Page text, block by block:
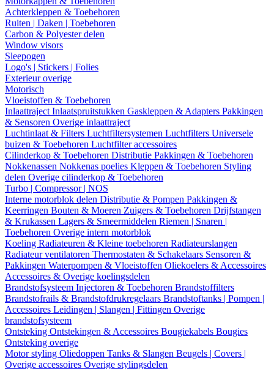
Achterkleppen & Toebehoren
Ruiten | Daken | Toebehoren
Carbon & Polyester delen
Window visors
Sleepogen
Logo's | Stickers | Folies
Exterieur overige
Motorisch
Vloeistoffen & Toebehoren
Inlaattraject Inlaatspruitstukken Gaskleppen & Adapters Pakkingen
& Sensoren Overige inlaattraject
Luchtinlaat & Filters Luchtfiltersystemen Luchtfilters Universele
buizen & Toebehoren Luchtfilter accessoires
Cilinderkop & Toebehoren Distributie Pakkingen & Toebehoren
Nokkenassen Nokkenas poelies Kleppen & Toebehoren Styling
delen Overige cilinderkop & Toebehoren
Turbo | Compressor | NOS
Interne motorblok delen Distributie & Pompen Pakkingen &
Keerringen Bouten & Moeren Zuigers & Toebehoren Drijfstangen
& Krukassen Lagers & Smeermiddelen Riemen | Snaren |
Toebehoren Overige intern motorblok
Koeling Radiateuren & Kleine toebehoren Radiateurslangen
Radiateur ventilatoren Thermostaten & Schakelaars Sensoren &
Pakkingen Waterpompen & Vloeistoffen Oliekoelers & Accessoires
Accessoires & Overige koelingsdelen
Brandstofsysteem Injectoren & Toebehoren Brandstoffilters
Brandstofrails & Brandstofdrukregelaars Brandstoftanks | Pompen |
Accessoires Leidingen | Slangen | Fittingen Overige
brandstofsysteem
Ontsteking Ontstekingen & Accessoires Bougiekabels Bougies
Ontsteking overige
Motor styling Oliedoppen Tanks & Slangen Beugels | Covers |
Overige accessoires Overige stylingsdelen